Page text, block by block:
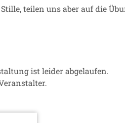
teilen uns aber auf die
ist leider abgelaufen.